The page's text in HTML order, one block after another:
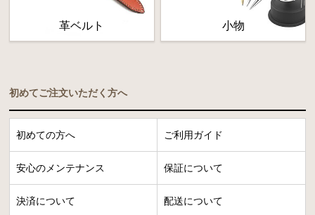
革ベルト 小物
初めてご注文いただく方へ
初めての方へ ご利用ガイド
安心のメンテナンス 保証について
決済について 配送について